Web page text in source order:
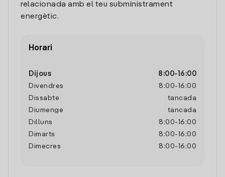
relacionada amb el teu subministrament
energètic.
Horari
Dijous 8:00- 16:00
Divendres
8:00- 16:00
Dissabte
tancada
Diumenge
tancada
Dilluns
8:00- 16:00
Dimarts
8:00- 16:00
Dimecres
8:00- 16:00